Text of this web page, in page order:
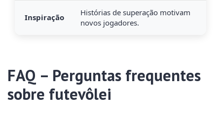
Inspiração
Histórias de superação motivam
novos jogadores.
FAQ – Perguntas frequentes
sobre futevôlei